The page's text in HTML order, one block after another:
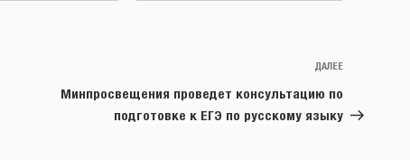
Следующая
ДАЛЕЕ
Минпросвещения проведет консультацию по
подготовке к ЕГЭ по русскому языку